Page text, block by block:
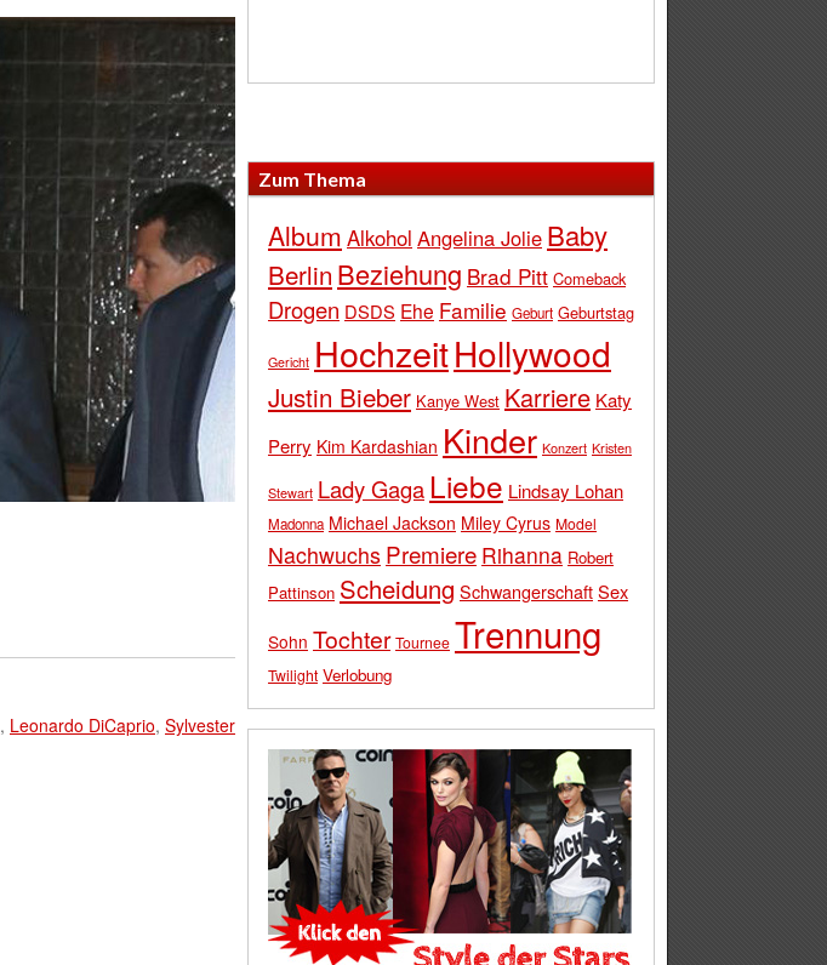
, Leonardo DiCaprio, Sylvester
Zum Thema
Album Alkohol Angelina Jolie Baby
Berlin Beziehung Brad Pitt Comeback
Drogen DSDS Ehe Familie Geburt Geburtstag
Gericht HochzeitHollywood
Justin Bieber Kanye West Karriere Katy
Perry Kim Kardashian Kinder Konzert Kristen
Stewart Lady Gaga Liebe Lindsay Lohan
Madonna Michael Jackson Miley Cyrus Model
Nachwuchs Premiere Rihanna Robert
Pattinson Scheidung SchwangerschaftSex
Sohn Tochter Tournee Trennung
Twilight Verlobung